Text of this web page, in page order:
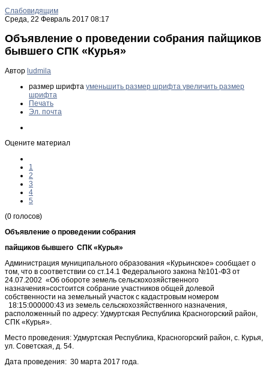
Слабовидящим
Среда, 22 Февраль 2017 08:17
Объявление о проведении собрания пайщиков
бывшего СПК «Курья»
Автор ludmila
размер шрифта уменьшить размер шрифта увеличить размер
шрифта
Печать
Эл. почта
Оцените материал
1
2
3
4
5
(0 голосов)
Объявление о проведении собрания
пайщиков бывшего СПК «Курья»
Администрация муниципального образования «Курьинское» сообщает о
том, что в соответствии со ст.14.1 Федерального закона №101-ФЗ от
24.07.2002 «Об обороте земель сельскохозяйственного
назначения»состоится собрание участников общей долевой
собственности на земельный участок с кадастровым номером
18:15:000000:43 из земель сельскохозяйственного назначения,
расположенный по адресу: Удмуртская Республика Красногорский район,
СПК «Курья».
Место проведения: Удмуртская Республика, Красногорский район, с. Курья,
ул. Советская, д. 54.
Дата проведения: 30 марта 2017 года.